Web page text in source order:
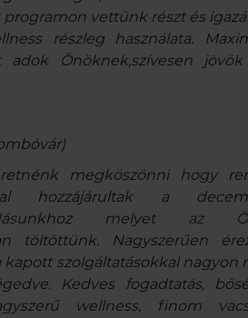
programon vettünk részt és
részleg használata.
adok Önöknek,szívesen
)
megköszönni hogy
hozzájárultak a
melyet az
töltöttünk. Nagyszerűen
kapott szolgáltatásokkal nagyon
Kedves fogadtatás,
wellness, finom